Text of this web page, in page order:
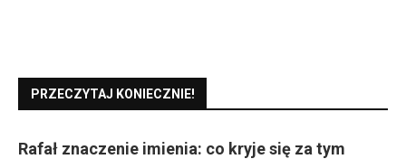
PRZECZYTAJ KONIECZNIE!
Rafał znaczenie imienia: co kryje się za tym